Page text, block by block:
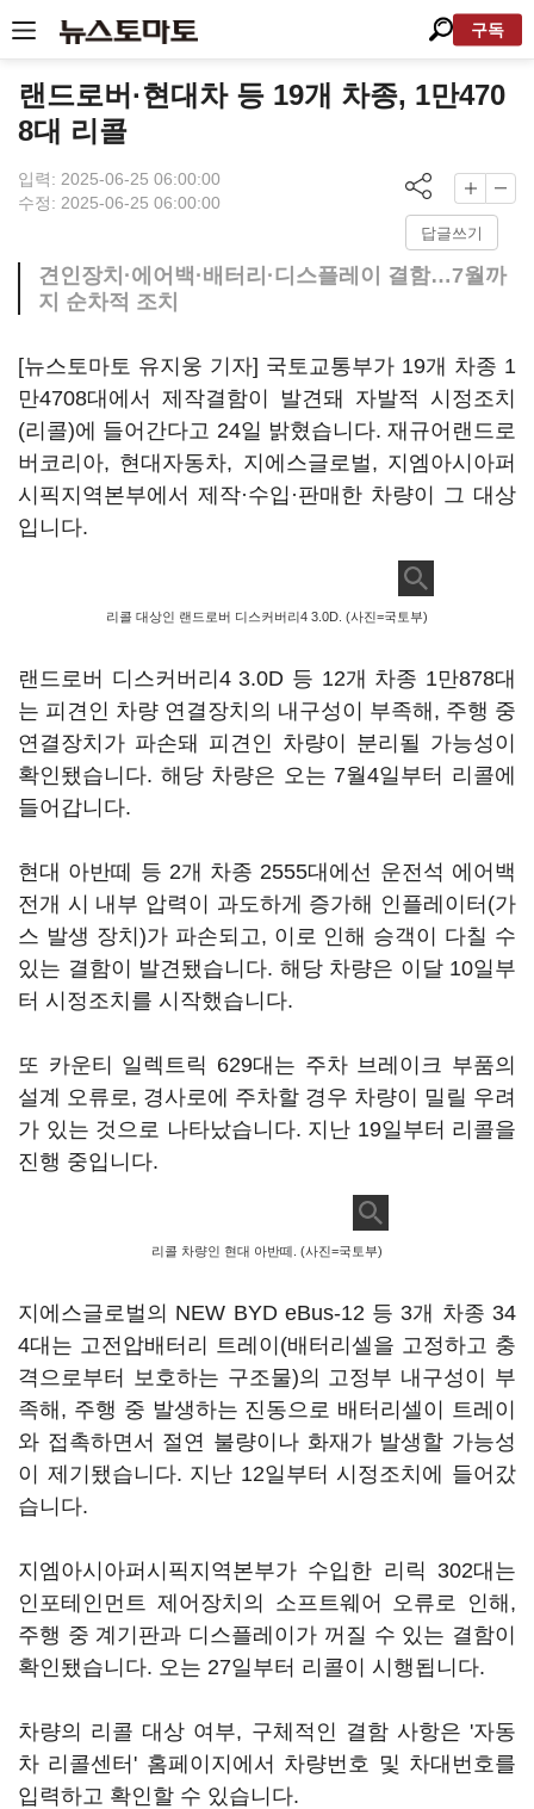
구독
랜드로버·현대차 등 19개 차종, 1만470
8대 리콜
입력: 2025-06-25 06:00:00
수정: 2025-06-25 06:00:00
답글쓰기
견인장치·에어백·배터리·디스플레이 결함…7월까
지 순차적 조치
[뉴스토마토 유지웅 기자] 국토교통부가 19개 차종 1
만4708대에서 제작결함이 발견돼 자발적 시정조치
(리콜)에 들어간다고 24일 밝혔습니다. 재규어랜드로
버코리아, 현대자동차, 지에스글로벌, 지엠아시아퍼
시픽지역본부에서 제작·수입·판매한 차량이 그 대상
입니다.
리콜 대상인 랜드로버 디스커버리4 3.0D. (사진=국토부)
랜드로버 디스커버리4 3.0D 등 12개 차종 1만878대
는 피견인 차량 연결장치의 내구성이 부족해, 주행 중
연결장치가 파손돼 피견인 차량이 분리될 가능성이
확인됐습니다. 해당 차량은 오는 7월4일부터 리콜에
들어갑니다.
현대 아반떼 등 2개 차종 2555대에선 운전석 에어백
전개 시 내부 압력이 과도하게 증가해 인플레이터(가
스 발생 장치)가 파손되고, 이로 인해 승객이 다칠 수
있는 결함이 발견됐습니다. 해당 차량은 이달 10일부
터 시정조치를 시작했습니다.
또 카운티 일렉트릭 629대는 주차 브레이크 부품의
설계 오류로, 경사로에 주차할 경우 차량이 밀릴 우려
가 있는 것으로 나타났습니다. 지난 19일부터 리콜을
진행 중입니다.
리콜 차량인 현대 아반떼. (사진=국토부)
지에스글로벌의 NEW BYD eBus-12 등 3개 차종 34
4대는 고전압배터리 트레이(배터리셀을 고정하고 충
격으로부터 보호하는 구조물)의 고정부 내구성이 부
족해, 주행 중 발생하는 진동으로 배터리셀이 트레이
와 접촉하면서 절연 불량이나 화재가 발생할 가능성
이 제기됐습니다. 지난 12일부터 시정조치에 들어갔
습니다.
지엠아시아퍼시픽지역본부가 수입한 리릭 302대는
인포테인먼트 제어장치의 소프트웨어 오류로 인해,
주행 중 계기판과 디스플레이가 꺼질 수 있는 결함이
확인됐습니다. 오는 27일부터 리콜이 시행됩니다.
차량의 리콜 대상 여부, 구체적인 결함 사항은 '자동
차 리콜센터' 홈페이지에서 차량번호 및 차대번호를
입력하고 확인할 수 있습니다.